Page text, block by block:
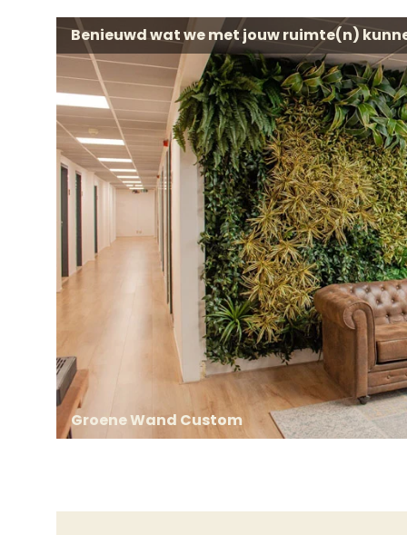
Benieuwd wat we met jouw ruimte(n)
Groene Wand Custom